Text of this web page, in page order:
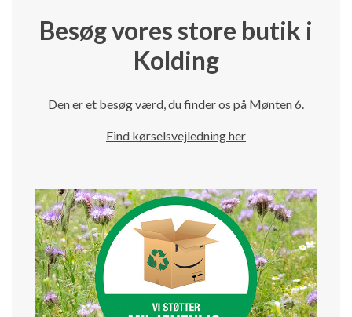
Besøg vores store butik i
Kolding
Den er et besøg værd, du finder os på Mønten 6.
Find kørselsvejledning her